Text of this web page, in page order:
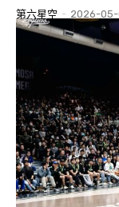
第六星空 - 2026-